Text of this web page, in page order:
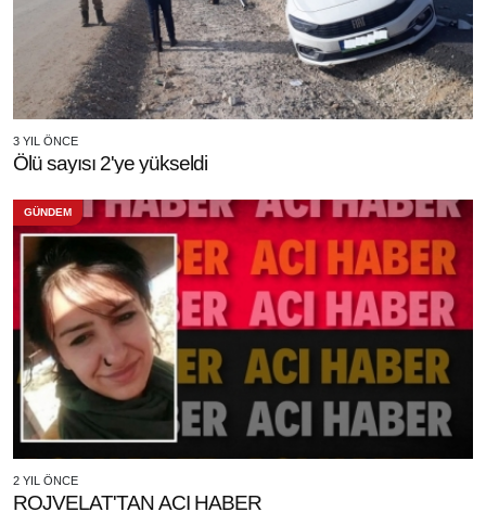
3 YIL ÖNCE
Ölü sayısı 2'ye yükseldi
GÜNDEM
2 YIL ÖNCE
ROJVELAT'TAN ACI HABER